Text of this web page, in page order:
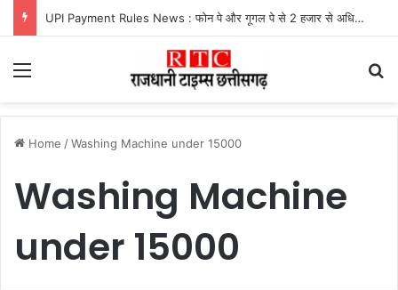
UPI Payment Rules News : फोन पे और गूगल पे से 2 हजार से अधिक का भुगतान करने वालों के लिए बड़ा अपडेट, जानें किस पर लगेगा चार्ज और किसे मिलेगी राहत
Menu
Home /Washing Machine under 15000
Washing Machine
under 15000